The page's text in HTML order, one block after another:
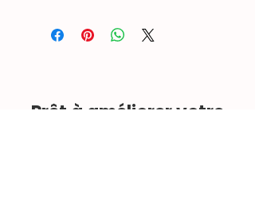
Prêt à améliorer votre